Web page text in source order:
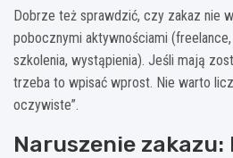
Dobrze też sprawdzić, czy zakaz nie
pobocznymi aktywnościami
szkolenia, wystąpienia). Jeśli mają
trzeba to wpisać wprost. Nie warto
oczywiste”.
Naruszenie